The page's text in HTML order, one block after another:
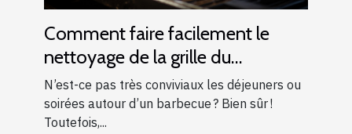
Comment faire facilement le
nettoyage de la grille du
barbecue ?
N’est-ce pas très conviviaux les déjeuners ou
soirées autour d’un barbecue ? Bien sûr !
Toutefois,...